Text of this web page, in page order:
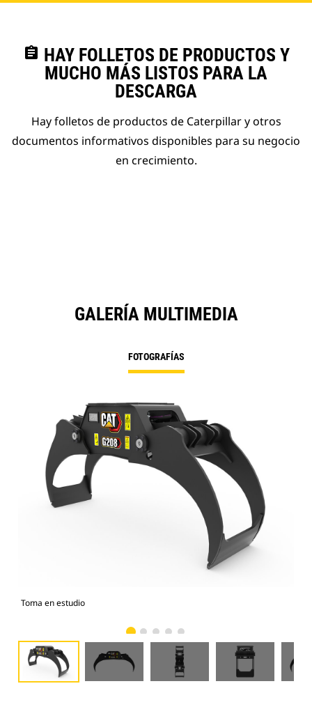
assignment HAY FOLLETOS DE PRODUCTOS Y
MUCHO MÁS LISTOS PARA LA
DESCARGA
Hay folletos de productos de Caterpillar y otros
documentos informativos disponibles para su negocio
en crecimiento.
GALERÍA MULTIMEDIA
FOTOGRAFÍAS
Toma en estudio